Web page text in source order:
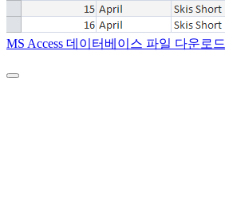
MS Access 데이터베이스 파일 다운로드